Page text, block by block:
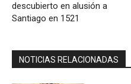
descubierto en alusión a
Santiago en 1521
NOTICIAS RELACIONADAS